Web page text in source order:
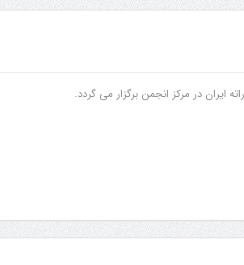
ایران در مرکز انجمن برگزار می گردد.